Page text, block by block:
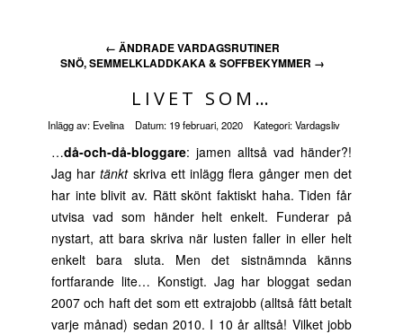
← ÄNDRADE VARDAGSRUTINER
SNÖ, SEMMELKLADDKAKA & SOFFBEKYMMER →
LIVET SOM…
Inlägg av: Evelina Datum: 19 februari, 2020 Kategori:Vardagsliv
…då-och-då-bloggare: jamen alltså vad händer?!
Jag hartänkt skriva ett inlägg flera gånger men det
har inte blivit av. Rätt skönt faktiskt haha. Tiden får
utvisa vad som händer helt enkelt. Funderar på
nystart, att bara skriva när lusten faller in eller helt
enkelt bara sluta. Men det sistnämnda känns
fortfarande lite… Konstigt. Jag har bloggat sedan
2007 och haft det som ett extrajobb (alltså fått betalt
varje månad) sedan 2010. I 10 år alltså! Vilket jobb